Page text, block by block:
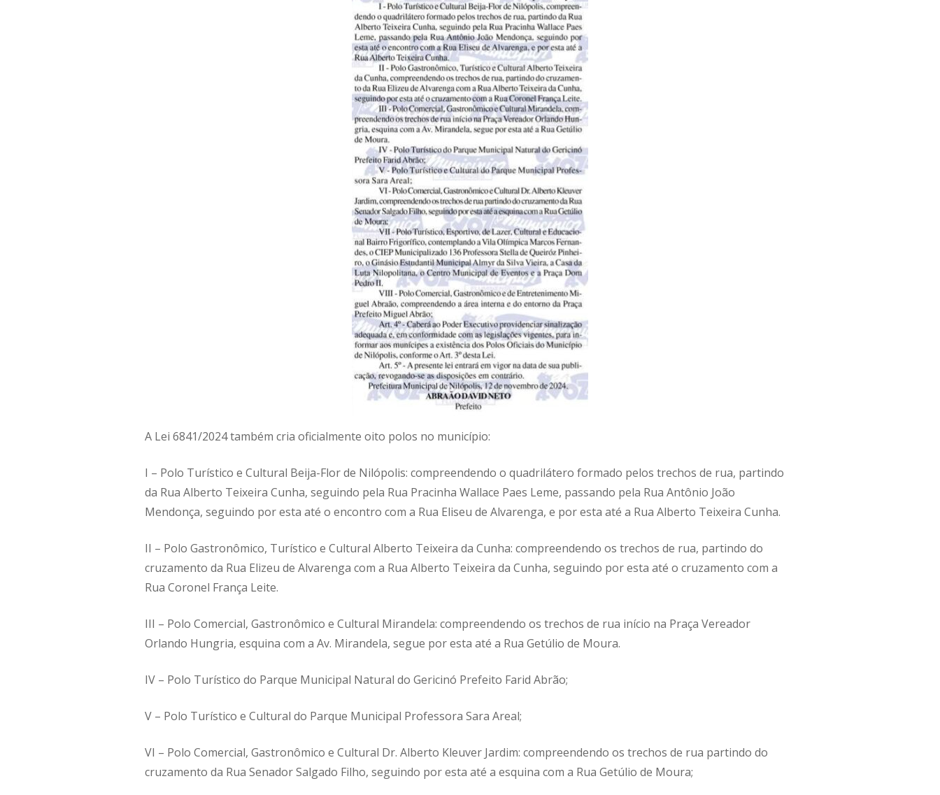
A Lei 6841/2024 também cria oficialmente oito polos no município:
I – Polo Turístico e Cultural Beija-Flor de Nilópolis: compreendendo o quadrilátero formado pelos trechos de rua, partindo
da Rua Alberto Teixeira Cunha, seguindo pela Rua Pracinha Wallace Paes Leme, passando pela Rua Antônio João
Mendonça, seguindo por esta até o encontro com a Rua Eliseu de Alvarenga, e por esta até a Rua Alberto Teixeira Cunha.
II – Polo Gastronômico, Turístico e Cultural Alberto Teixeira da Cunha: compreendendo os trechos de rua, partindo do
cruzamento da Rua Elizeu de Alvarenga com a Rua Alberto Teixeira da Cunha, seguindo por esta até o cruzamento com a
Rua Coronel França Leite.
III – Polo Comercial, Gastronômico e Cultural Mirandela: compreendendo os trechos de rua início na Praça Vereador
Orlando Hungria, esquina com a Av. Mirandela, segue por esta até a Rua Getúlio de Moura.
IV – Polo Turístico do Parque Municipal Natural do Gericinó Prefeito Farid Abrão;
V – Polo Turístico e Cultural do Parque Municipal Professora Sara Areal;
VI – Polo Comercial, Gastronômico e Cultural Dr. Alberto Kleuver Jardim: compreendendo os trechos de rua partindo do
cruzamento da Rua Senador Salgado Filho, seguindo por esta até a esquina com a Rua Getúlio de Moura;